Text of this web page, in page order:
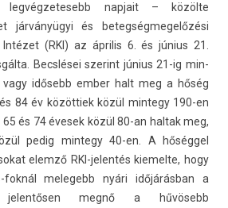
leg­végzetesebb nap­jait – közölte
járványügyi és bet­eg­ségmegelőzési
(RKI) az április 6. és június 21.
Becslései szerint június 21-ig min­
idősebb ember halt meg a hőség
84 év közöttiek közül min­tegy 190-en
és 74 évesek közül 80-an hal­tak meg,
pedig min­tegy 40-en. A hőséggel
elemző RKI-jelentés kiemel­te, hogy
melegebb nyári időjárásban a
jelen­tős­en megnő a hűvösebb